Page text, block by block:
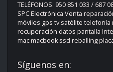
TELÉFONOS: 950 851 033 / 687
SPC Electrónica Venta
móviles gps tv satélite
recuperación datos pantalla
mac macbook ssd reballing
Síguenos en: